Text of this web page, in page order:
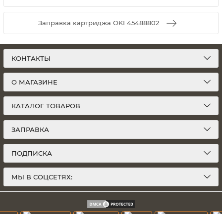
Заправка картриджа OKI 45488802
КОНТАКТЫ
О МАГАЗИНЕ
КАТАЛОГ ТОВАРОВ
ЗАПРАВКА
ПОДПИСКА
МЫ В СОЦСЕТЯХ: